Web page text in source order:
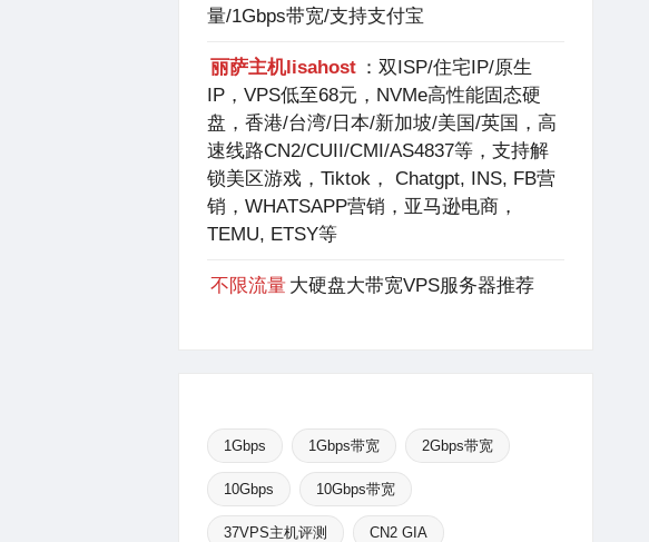
量/1Gbps带宽/支持支付宝
丽萨主机lisahost ：双ISP/住宅IP/原生
IP，VPS低至68元，NVMe高性能固态硬
盘，香港/台湾/日本/新加坡/美国/英国，高
速线路CN2/CUII/CMI/AS4837等，支持解
锁美区游戏，Tiktok， Chatgpt, INS, FB营
销，WHATSAPP营销，亚马逊电商，
TEMU, ETSY等
不限流量 大硬盘大带宽VPS服务器推荐
1Gbps 1Gbps带宽 2Gbps带宽
10Gbps 10Gbps带宽
37VPS主机评测 CN2 GIA